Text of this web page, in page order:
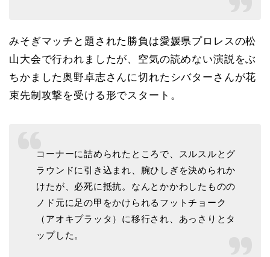
みそぎマッチと題された勝負は愛媛県プロレスの松
山大会で行われましたが、空気の読めない演説をぶ
ちかました奥野卓志さんに切れたシバターさんが花
束先制攻撃を受ける形でスタート。
コーナーに詰められたところで、スルスルとグ
ラウンドに引き込まれ、腕ひしぎを決められか
けたが、必死に抵抗。なんとかかわしたものの
ノド元に足の甲をかけられるフットチョーク
（アオキプラッタ）に移行され、あっさりとタ
ップした。